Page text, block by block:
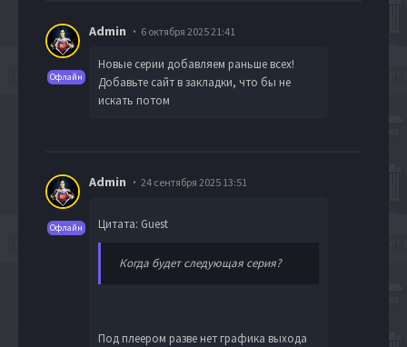
Офлайн
Admin 6 октября 2025 21:41
Новые серии добавляем раньше всех!
Добавьте сайт в закладки, что бы не
искать потом
Офлайн
Admin 24 сентября 2025 13:51
Цитата: Guest
Когда будет следующая серия?
Под плеером разве нет графика выхода